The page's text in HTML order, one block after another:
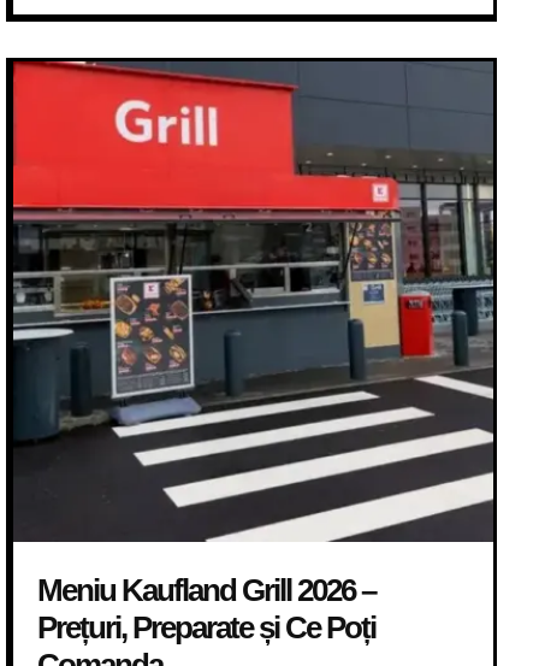
Meniu Kaufland Grill 2026 –
Prețuri, Preparate și Ce Poți